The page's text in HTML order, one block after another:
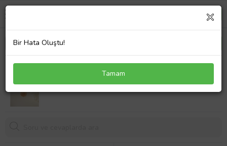
Elika Silver Kadın Yaşam Çiçeği Model Kolye
Bir Hata Oluştu!
Tamam